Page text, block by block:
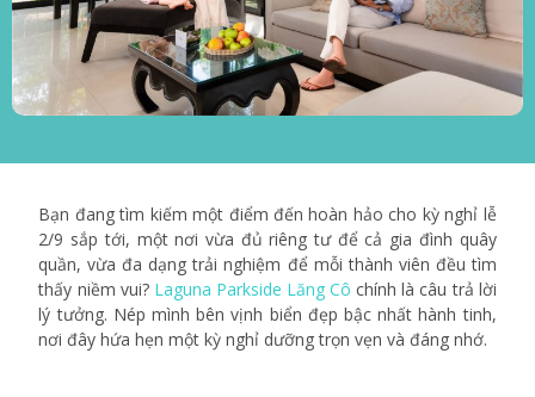
Bạn đang tìm kiếm một điểm đến hoàn hảo cho kỳ nghỉ lễ
2/9 sắp tới, một nơi vừa đủ riêng tư để cả gia đình quây
quần, vừa đa dạng trải nghiệm để mỗi thành viên đều tìm
thấy niềm vui? Laguna Parkside Lăng Cô chính là câu trả lời
lý tưởng. Nép mình bên vịnh biển đẹp bậc nhất hành tinh,
nơi đây hứa hẹn một kỳ nghỉ dưỡng trọn vẹn và đáng nhớ.